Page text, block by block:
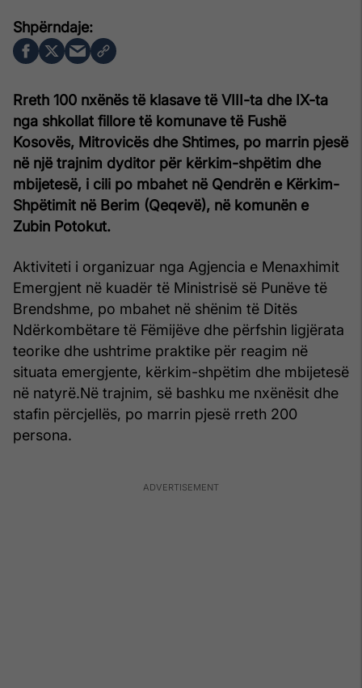
Rreth 100 nxënës të klasave të VIII-ta dhe IX-ta
nga shkollat fillore të komunave të Fushë
Kosovës, Mitrovicës dhe Shtimes, po marrin pjesë
në një trajnim dyditor për kërkim-shpëtim dhe
mbijetesë, i cili po mbahet në Qendrën e Kërkim-
Shpëtimit në Berim (Qeqevë), në komunën e
Zubin Potokut.
Aktiviteti i organizuar nga Agjencia e Menaxhimit
Emergjent në kuadër të Ministrisë së Punëve të
Brendshme, po mbahet në shënim të Ditës
Ndërkombëtare të Fëmijëve dhe përfshin ligjërata
teorike dhe ushtrime praktike për reagim në
situata emergjente, kërkim-shpëtim dhe mbijetesë
në natyrë.Në trajnim, së bashku me nxënësit dhe
stafin përcjellës, po marrin pjesë rreth 200
persona.